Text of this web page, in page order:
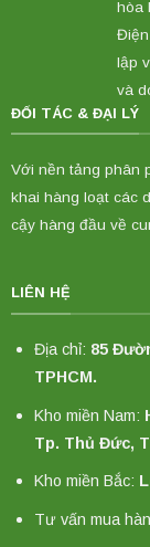
hòa
Điện
lập
và
ĐỐI TÁC & ĐẠI LÝ
Với nền tảng phân
khai hàng loạt các
cậy hàng đầu về
LIÊN HỆ
Địa chỉ: 85
TPHCM.
Kho miền Nam:
Tp. Thủ Đức,
Kho miền Bắc:
Tư vấn mua